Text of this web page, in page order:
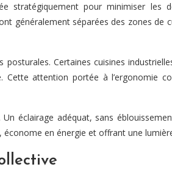
stratégiquement pour minimiser les
généralement séparées des zones
Certaines cuisines
attention portée à l’ergonomie
éclairage adéquat, sans
en énergie et offrant une